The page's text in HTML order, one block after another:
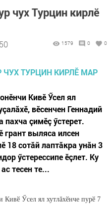
чух Турцин кирлӗ
1579 0 0
Кивӗ Ӳсел ял
вӗсенчен Геннадий
çимӗç ӳстерет.
грант выляса илсен
18 сотăй лаптăкра унăн 3
ӳстерессипе ӗçлет. Ку
тесен те...
Ӳсел ял хутлăхӗнче пурӗ 7